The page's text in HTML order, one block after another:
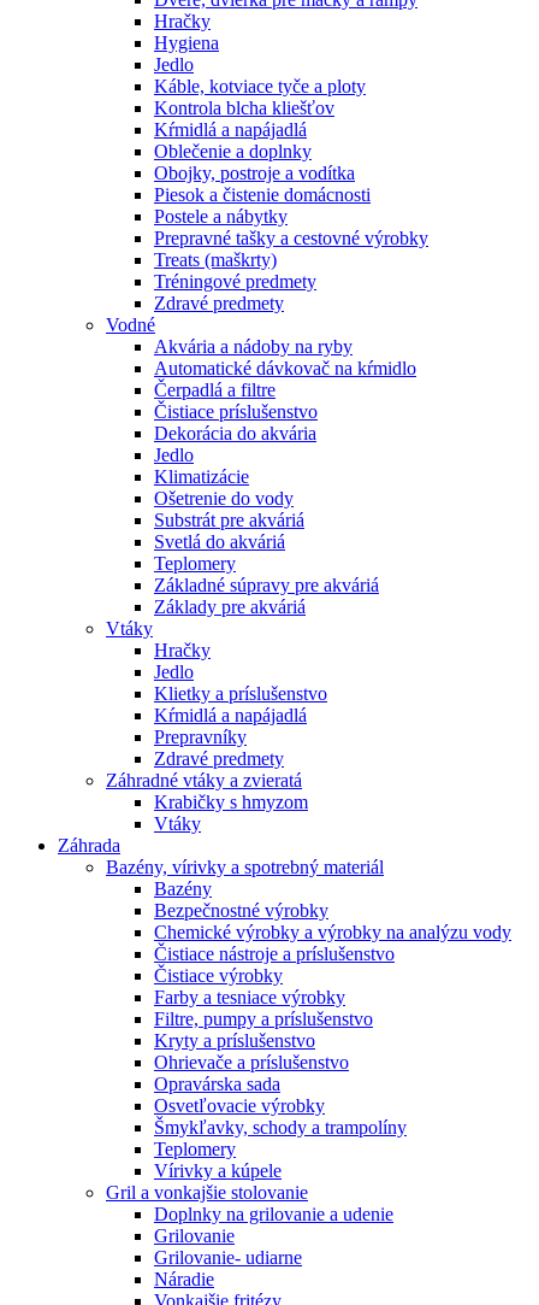
Hračky
Hygiena
Jedlo
Káble, kotviace tyče a ploty
Kontrola blcha kliešťov
Kŕmidlá a napájadlá
Oblečenie a doplnky
Obojky, postroje a vodítka
Piesok a čistenie domácnosti
Postele a nábytky
Prepravné tašky a cestovné výrobky
Treats (maškrty)
Tréningové predmety
Zdravé predmety
Vodné
Akvária a nádoby na ryby
Automatické dávkovač na kŕmidlo
Čerpadlá a filtre
Čistiace príslušenstvo
Dekorácia do akvária
Jedlo
Klimatizácie
Ošetrenie do vody
Substrát pre akváriá
Svetlá do akváriá
Teplomery
Základné súpravy pre akváriá
Základy pre akváriá
Vtáky
Hračky
Jedlo
Klietky a príslušenstvo
Kŕmidlá a napájadlá
Prepravníky
Zdravé predmety
Záhradné vtáky a zvieratá
Krabičky s hmyzom
Vtáky
Záhrada
Bazény, vírivky a spotrebný materiál
Bazény
Bezpečnostné výrobky
Chemické výrobky a výrobky na analýzu vody
Čistiace nástroje a príslušenstvo
Čistiace výrobky
Farby a tesniace výrobky
Filtre, pumpy a príslušenstvo
Kryty a príslušenstvo
Ohrievače a príslušenstvo
Opravárska sada
Osvetľovacie výrobky
Šmykľavky, schody a trampolíny
Teplomery
Vírivky a kúpele
Gril a vonkajšie stolovanie
Doplnky na grilovanie a udenie
Grilovanie
Grilovanie- udiarne
Náradie
Vonkajšie fritézy